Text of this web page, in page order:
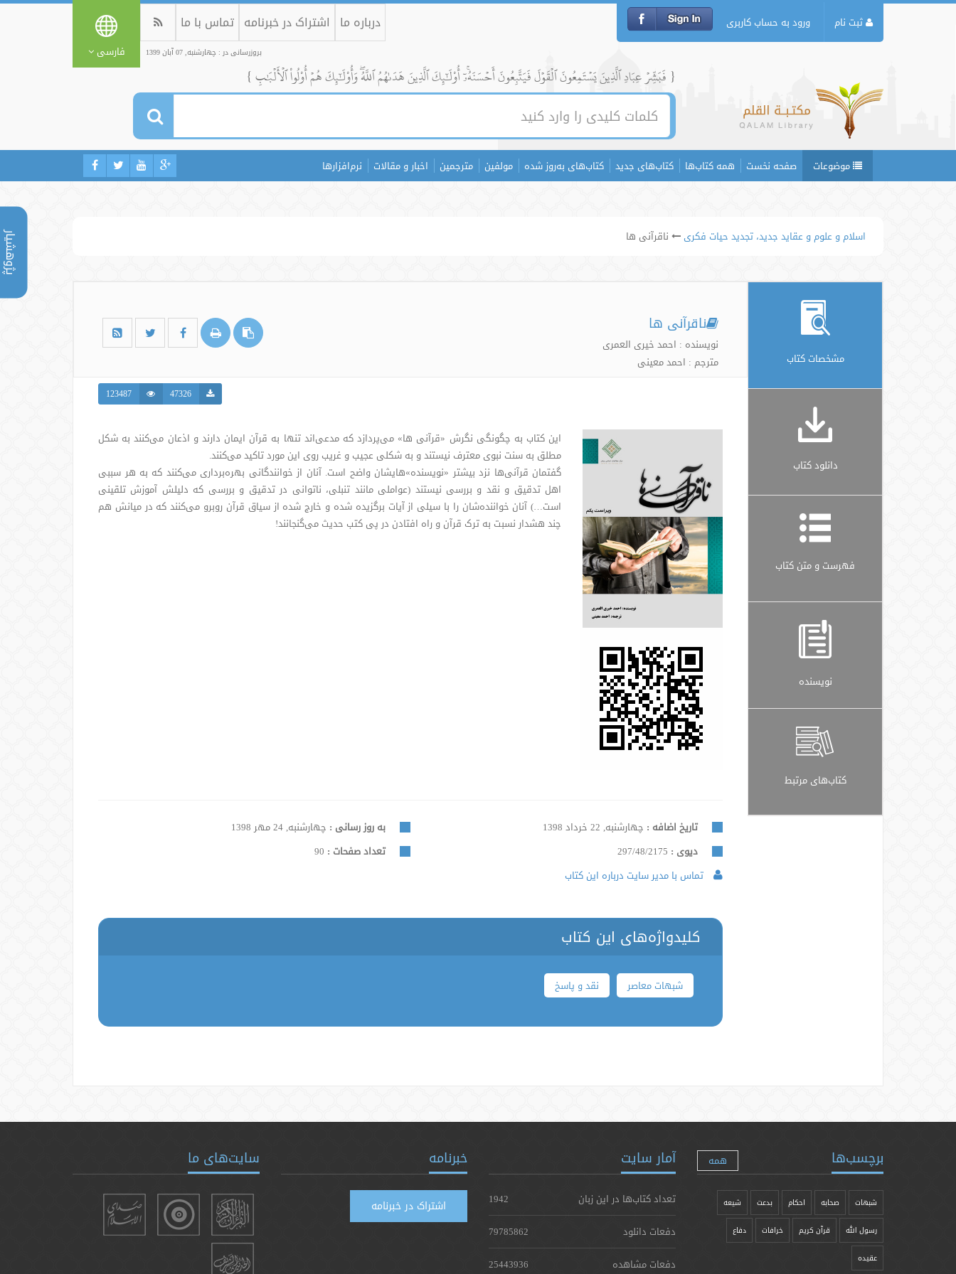
پژوهشیار
ثبت نام ورود به حساب کاربری درباره ما اشتراک در خبرنامه تماس با ما
بروزرسانی در : چهارشنبه, 07 آبان 1399 فارسی
{ فَبَشِّرۡ عِبَادِ ٱلَّذِينَ يَسۡتَمِعُونَ ٱلۡقَوۡلَ فَيَتَّبِعُونَ أَحۡسَنَهُۥٓۚ أُوْلَٰٓئِكَ ٱلَّذِينَ هَدَىٰهُمُ ٱللَّهُۖ وَأُوْلَٰٓئِكَ هُمۡ أُوْلُواْ ٱلۡأَلۡبَٰبِ }
موضوعات صفحه نخست همه کتاب‌ها کتاب‌های جدید کتاب‌های به‌روز شده مولفین مترجمین اخبار و مقالات نرم‌افزارها
اسلام و علوم و عقاید جدید، تجدید حیات فکری ناقرآنی ها
مشخصات کتاب
دانلود کتاب
فهرست و متن کتاب
نویسنده
کتاب‌های مرتبط
ناقرآنی ها
نویسنده : احمد خیری العمری
مترجم : احمد معینی
47326
123487
این کتاب به چگونگی نگرش «قرآنی ها» می‌پردازد که مدعی‌اند تنها به قرآن ایمان دارند و اذعان می‌کنند به شکل
مطلق به سنت نبوی معترف نیستند و به شکلی عجیب و غریب روی این مورد تاکید می‌کنند.
گفتمان قرآنی‌ها نزد بیشتر «نویسنده»هایشان واضح است. آنان از خوانندگانی بهره‌برداری می‌کنند که به هر سببی
اهل تدقیق و نقد و بررسی نیستند (عواملی مانند تنبلی، ناتوانی در تدقیق و بررسی که دلیلش آموزش تلقینی
است…) آنان خواننده‌شان را با سیلی از آیات برگزیده شده و خارج شده از سیاق قرآن روبرو می‌کنند که در میانش هم
چند هشدار نسبت به ترک قرآن و راه افتادن در پی کتب حدیث می‌گنجانند!
تاریخ اضافه : چهارشنبه, 22 خرداد 1398 به روز رسانی : چهارشنبه, 24 مهر 1398
دیوی : 297/48/2175 تعداد صفحات :
تماس با مدیر سایت درباره این کتاب
کلیدواژه‌های این کتاب
شبهات معاصر نقد و پاسخ
برچسب‌ها همه
شبهات صحابه احکام بدعت شیعه
رسول الله قرآن کریم خرافات دفاع
عقیده
آمار سایت
تعداد کتاب‌ها در این زبان
1942
دفعات دانلود
79785862
دفعات مشاهده
25443936
خبرنامه
اشتراک در خبرنامه
سایت‌های ما